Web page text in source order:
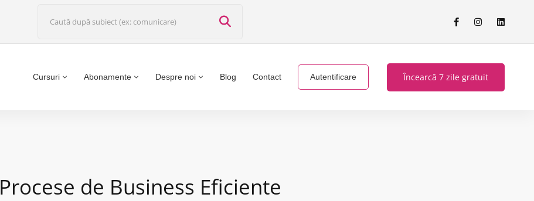
Cursuri Abonamente Despre noi Blog Contact Autentificare Încearcă 7 zile gratuit
Procese de Business Eficiente